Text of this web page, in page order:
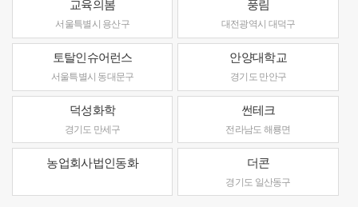
교육의봄
서울특별시 용산구
풍림
대전광역시 대덕구
토탈인슈어런스
서울특별시 동대문구
안양대학교
경기도 만안구
덕성화학
경기도 만세구
썬테크
전라남도 해룡면
농업회사법인동화 더콘
경기도 일산동구